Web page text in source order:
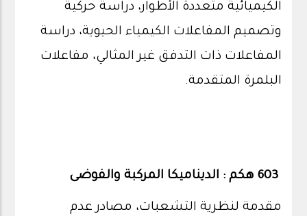
الكيميائية متعددة الأطوار، دراسة حركية
وتصميم المفاعلات الكيمياء الحيوية، دراسة
المفاعلات ذات التدفق غير المثالي، مفاعلات
البلمرة المتقدمة.
603 هكم : الديناميكا المركبة والفوضى
مقدمة لنظرية التشعبات، مصادر عدم